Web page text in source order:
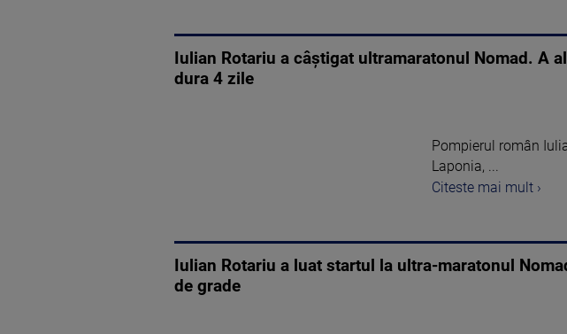
Iulian Rotariu a câștigat ultramaratonul Nomad. A
dura 4 zile
Pompierul român
Laponia, ...
Citeste mai mult ›
Iulian Rotariu a luat startul la ultra-maratonul
de grade